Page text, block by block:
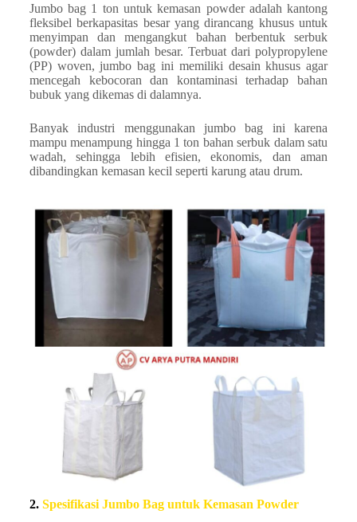
Jumbo bag 1 ton untuk kemasan powder adalah kantong
fleksibel berkapasitas besar yang dirancang khusus untuk
menyimpan dan mengangkut bahan berbentuk serbuk
(powder) dalam jumlah besar. Terbuat dari polypropylene
(PP) woven, jumbo bag ini memiliki desain khusus agar
mencegah kebocoran dan kontaminasi terhadap bahan
bubuk yang dikemas di dalamnya.
Banyak industri menggunakan jumbo bag ini karena
mampu menampung hingga 1 ton bahan serbuk dalam satu
wadah, sehingga lebih efisien, ekonomis, dan aman
dibandingkan kemasan kecil seperti karung atau drum.
2. Spesifikasi Jumbo Bag untuk Kemasan Powder